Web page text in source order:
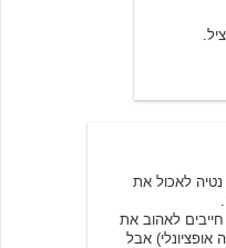
לאכול את
חייבים לאהוב את
כי זה אופציונלי) אבל